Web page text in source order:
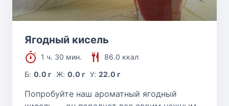
Ягодный кисель
1 ч. 30 мин.
86.0 ккал
Б:0.0 г Ж: 0.0 г У: 22.0 г
Попробуйте наш ароматный ягодный